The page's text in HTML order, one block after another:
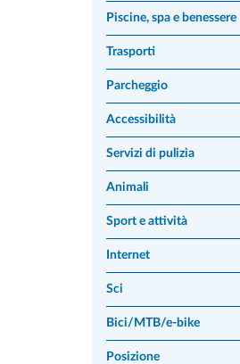
Piscine, spa e benessere
Trasporti
Parcheggio
Accessibilità
Servizi di pulizia
Animali
Sport e attività
Internet
Sci
Bici/MTB/e-bike
Posizione